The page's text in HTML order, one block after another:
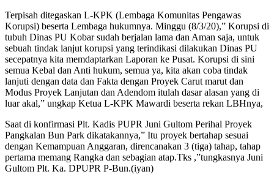
Terpisah ditegaskan L-KPK (Lembaga Komunitas Pengawas
Korupsi) beserta Lembaga hukumnya. Minggu (8/3/20),” Korupsi di
tubuh Dinas PU Kobar sudah berjalan lama dan Aman saja, untuk
sebuah tindak lanjut korupsi yang terindikasi dilakukan Dinas PU
secepatnya kita memdaptarkan Laporan ke Pusat. Korupsi di sini
semua Kebal dan Anti hukum, semua ya, kita akan coba tindak
lanjuti dengan data dan Fakta dengan Proyek Carut marut dan
Modus Proyek Lanjutan dan Adendom itulah dasar alasan yang di
luar akal,” ungkap Ketua L-KPK Mawardi beserta rekan LBHnya,
Saat di konfirmasi Plt. Kadis PUPR Juni Gultom Perihal Proyek
Pangkalan Bun Park dikatakannya,” Itu proyek bertahap sesuai
dengan Kemampuan Anggaran, direncanakan 3 (tiga) tahap, tahap
pertama memang Rangka dan sebagian atap.Tks ,”tungkasnya Juni
Gultom Plt. Ka. DPUPR P-Bun.(iyan)